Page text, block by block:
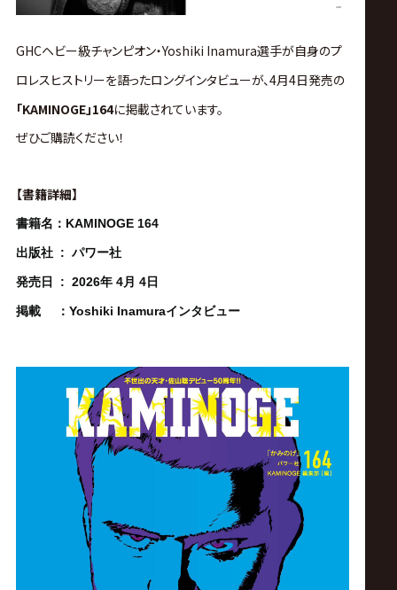
ノ
ア
公
サ
イ
ト
GHCヘビー級チャンピオン・Yoshiki Inamura選手が自身のプ
ロレスヒストリーを語ったロングインタビューが、4月4日発売の
「KAMINOGE」164に掲載されています。
ぜひご購読ください！
【書籍詳細】
書籍名：KAMINOGE 164
出版社 ‏ : ‎ パワー社
発売日 ‏ : ‎ 2026年 4月 4日
掲載 ：Yoshiki Inamuraインタビュー